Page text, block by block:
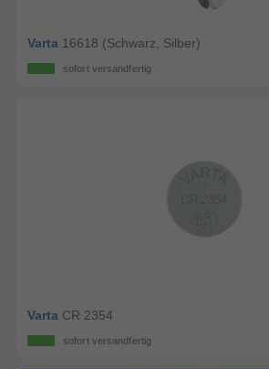
Varta 16618 (Schwarz, Silber)
sofort versandfertig
Varta CR 2354
sofort versandfertig